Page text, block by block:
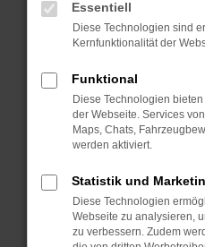
Manche
können das Laden
verhindern.
Fenster?
Starte dein Gerät
Das kann manchmal
Probleme zu beheben.
Stelle sicher, dass
Betriebssystem auf
sind.
Veraltete Software
Essentiell
Diese Technologien sind
Kernfunktionalität der
Funktional
Diese Technologien
der Webseite. Services
Maps, Chats,
werden aktiviert.
Statistik und
Diese Technologien
Webseite zu analysieren,
zu verbessern. Zudem